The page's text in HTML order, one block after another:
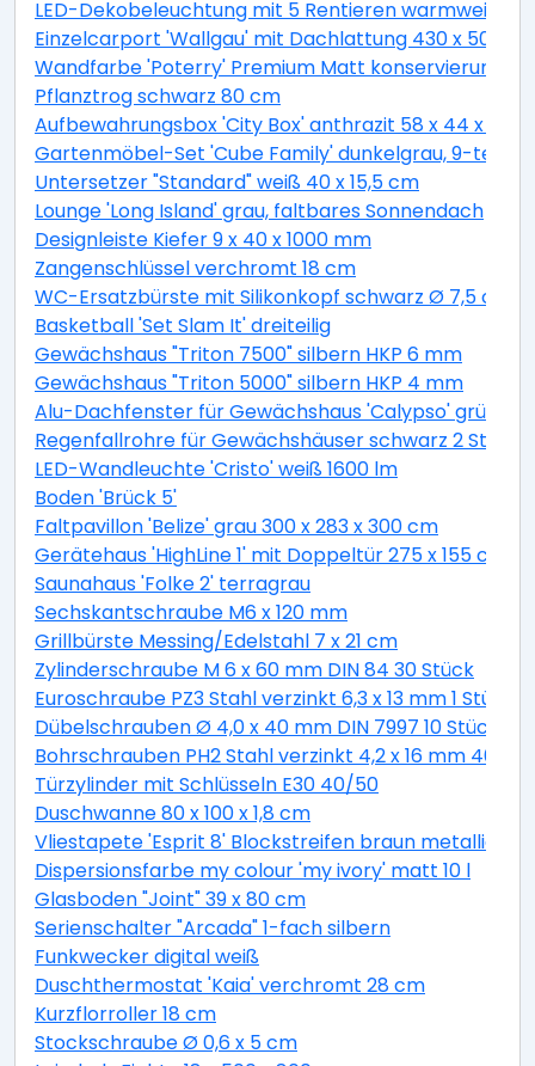
LED-Dekobeleuchtung mit 5 Rentieren warmweiß
Einzelcarport 'Wallgau' mit Dachlattung 430 x 500
Wandfarbe 'Poterry' Premium Matt
Pflanztrog schwarz 80 cm
Aufbewahrungsbox 'City Box' anthrazit 58 x 44 x 55
Gartenmöbel-Set 'Cube Family' dunkelgrau, 9-teilig
Untersetzer "Standard" weiß 40 x 15,5 cm
Lounge 'Long Island' grau, faltbares Sonnendach
Designleiste Kiefer 9 x 40 x 1000 mm
Zangenschlüssel verchromt 18 cm
WC-Ersatzbürste mit Silikonkopf schwarz Ø 7,5 cm
Basketball 'Set Slam It' dreiteilig
Gewächshaus "Triton 7500" silbern HKP 6 mm
Gewächshaus "Triton 5000" silbern HKP 4 mm
Alu-Dachfenster für Gewächshaus 'Calypso' grün
Regenfallrohre für Gewächshäuser schwarz 2 Stück
LED-Wandleuchte 'Cristo' weiß 1600 lm
Boden 'Brück 5'
Faltpavillon 'Belize' grau 300 x 283 x 300 cm
Gerätehaus 'HighLine 1' mit Doppeltür 275 x 155 cm
Saunahaus 'Folke 2' terragrau
Sechskantschraube M6 x 120 mm
Grillbürste Messing/Edelstahl 7 x 21 cm
Zylinderschraube M 6 x 60 mm DIN 84 30 Stück
Euroschraube PZ3 Stahl verzinkt 6,3 x 13 mm 1 Stück
Dübelschrauben Ø 4,0 x 40 mm DIN 7997 10 Stück
Bohrschrauben PH2 Stahl verzinkt 4,2 x 16 mm 40
Türzylinder mit Schlüsseln E30 40/50
Duschwanne 80 x 100 x 1,8 cm
Vliestapete 'Esprit 8' Blockstreifen braun metallic
Dispersionsfarbe my colour 'my ivory' matt 10 l
Glasboden "Joint" 39 x 80 cm
Serienschalter "Arcada" 1-fach silbern
Funkwecker digital weiß
Duschthermostat 'Kaia' verchromt 28 cm
Kurzflorroller 18 cm
Stockschraube Ø 0,6 x 5 cm